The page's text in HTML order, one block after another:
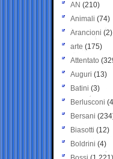
AN (210)
Animali (74)
Arancioni (2)
arte (175)
Attentato
Auguri (13)
Batini (3)
Berlusconi
Bersani
Biasotti (12)
Boldrini (4)